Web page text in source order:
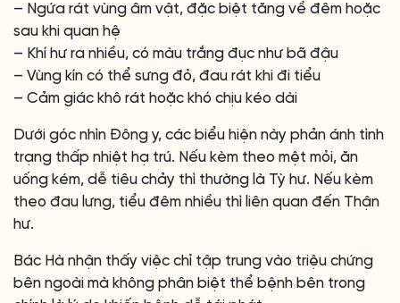
– Ngứa rát vùng âm vật, đặc biệt tăng về đêm hoặc
sau khi quan hệ
– Khí hư ra nhiều, có màu trắng đục như bã đậu
– Vùng kín có thể sưng đỏ, đau rát khi đi tiểu
– Cảm giác khô rát hoặc khó chịu kéo dài
Dưới góc nhìn Đông y, các biểu hiện này phản ánh tình
trạng thấp nhiệt hạ trú. Nếu kèm theo mệt mỏi, ăn
uống kém, dễ tiêu chảy thì thường là Tỳ hư. Nếu kèm
theo đau lưng, tiểu đêm nhiều thì liên quan đến Thận
hư.
Bác Hà nhận thấy việc chỉ tập trung vào triệu chứng
bên ngoài mà không phân biệt thể bệnh bên trong